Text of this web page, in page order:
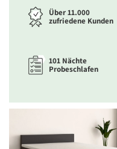
Über 11.000
zufriedene Kunden
101 Nächte
Probeschlafen